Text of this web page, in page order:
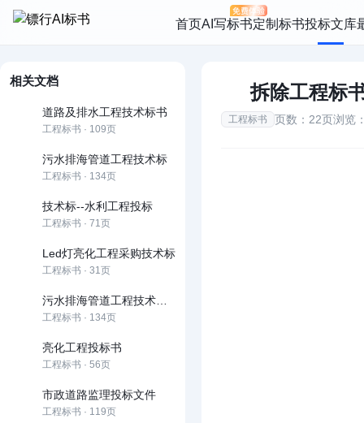
首页AI写标书定制标书投标文库
相关文档
道路及排水工程技术标书
工程标书 · 109页
污水排海管道工程技术标
工程标书 · 134页
技术标--水利工程投标
工程标书 · 71页
Led灯亮化工程采购技术标
工程标书 · 31页
工程标书 · 134页
亮化工程投标书
工程标书 · 56页
市政道路监理投标文件
工程标书 · 119页
拆除工程标
工程标书 页数：22页浏览